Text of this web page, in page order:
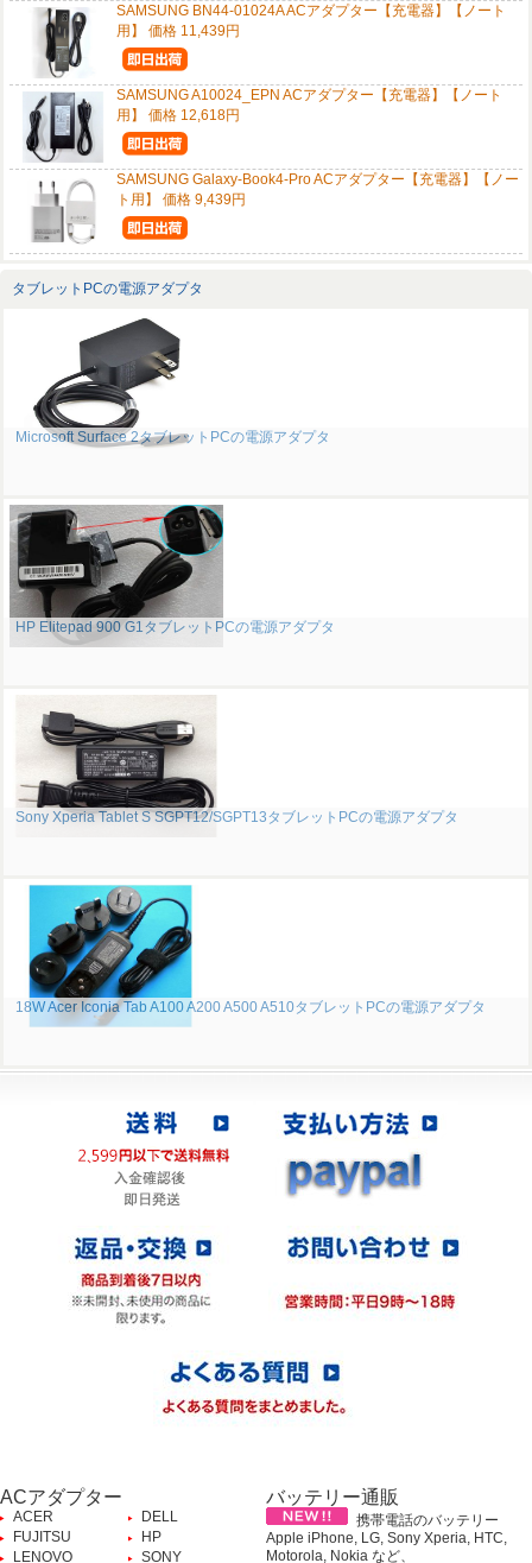
SAMSUNG BN44-01024A ACアダプター【充電器】【ノート
用】 価格 11,439円
SAMSUNG A10024_EPN ACアダプター【充電器】【ノート
用】 価格 12,618円
SAMSUNG Galaxy-Book4-Pro ACアダプター【充電器】【ノー
ト用】 価格 9,439円
タブレットPCの電源アダプタ
Microsoft Surface 2タブレットPCの電源アダプタ
HP Elitepad 900 G1タブレットPCの電源アダプタ
Sony Xperia Tablet S SGPT12/SGPT13タブレットPCの電源アダプタ
18W Acer Iconia Tab A100 A200 A500 A510タブレットPCの電源アダプタ
ACアダプター
ACER
DELL
FUJITSU
HP
LENOVO
SONY
バッテリー通販
携帯電話のバッテリー
Apple iPhone, LG, Sony Xperia, HTC,
Motorola, Nokia など、